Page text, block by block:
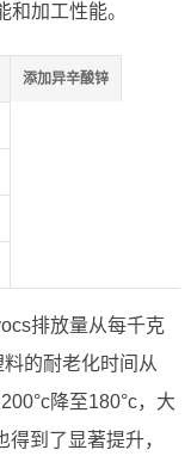
加工性能。
添加异辛酸锌
排放量从每千克
的耐老化时间从
降至180°c，大
到了显著提升，